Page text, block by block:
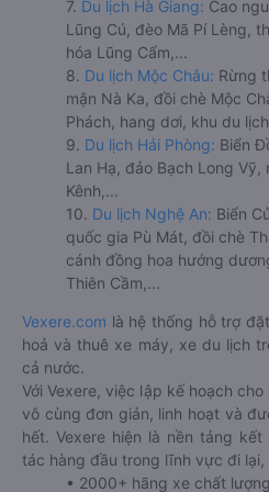
7. Du lịch Hà Giang: Cao
Lũng Cú, đèo Mã Pí Lèng,
hóa Lũng Cẩm,...
8. Du lịch Mộc Châu: Rừng
mận Nà Ka, đồi chè Mộc
Phách, hang dơi, khu du
9. Du lịch Hải Phòng: Biển
Lan Hạ, đảo Bạch Long Vỹ,
Kênh,...
10. Du lịch Nghệ An: Biển
quốc gia Pù Mát, đồi chè
cánh đồng hoa hướng
Thiên Cầm,...
Vexere.com là hệ thống hỗ trợ
hoả và thuê xe máy, xe du lịch
cả nước.
Với Vexere, việc lập kế hoạch
vô cùng đơn giản, linh hoạt và
hết. Vexere hiện là nền tảng
tác hàng đầu trong lĩnh vực đi lại,
• 2000+ hãng xe chất